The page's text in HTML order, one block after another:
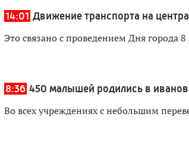
14:01 Движение транспорта на
Это связано с проведением Дня города 8
8:36 450 малышей родились в
Во всех учреждениях с небольшим